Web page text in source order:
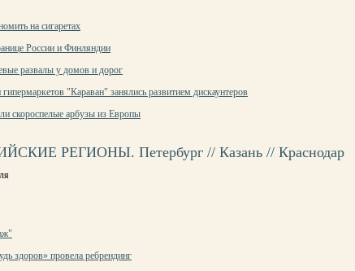
на сигаретах
России и Финляндии
развалы у домов и дорог
"Караван" занялись развитием дискаунтеров
скороспелые арбузы из Европы
РЕГИОНЫ. Петербург // Казань // Краснодар
здоров» провела ребрендинг